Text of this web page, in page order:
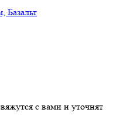
Базальт
с вами и уточнят